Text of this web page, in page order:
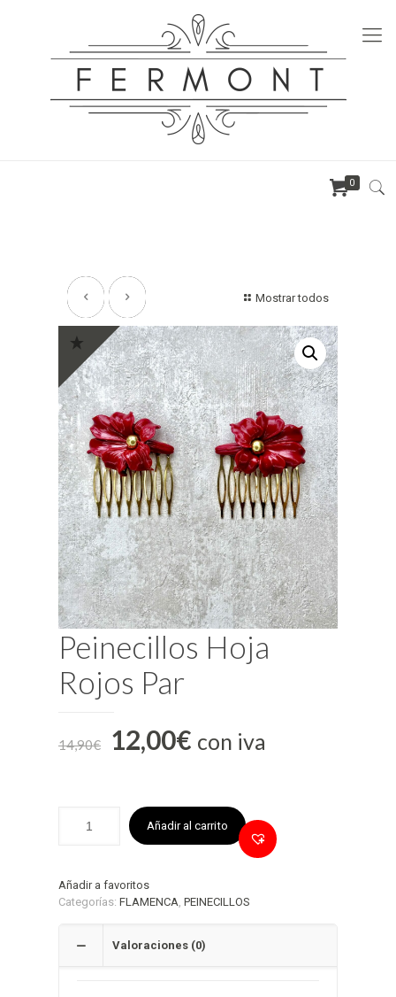
0
Mostrar todos
Peinecillos Hoja
Rojos Par
14,90€ 12,00€ con iva
Añadir al carrito
Añadir a favoritos
Categorías: FLAMENCA PEINECILLOS
Valoraciones (0)